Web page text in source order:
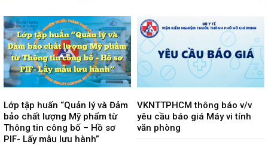
Lớp tập huấn “Quản lý và Đảm
bảo chất lượng Mỹ phẩm từ
Thông tin công bố – Hồ sơ
PIF- Lấy mẫu lưu hành”
VKNTTPHCM thông báo v/v
yêu cầu báo giá Máy vi tính
văn phòng